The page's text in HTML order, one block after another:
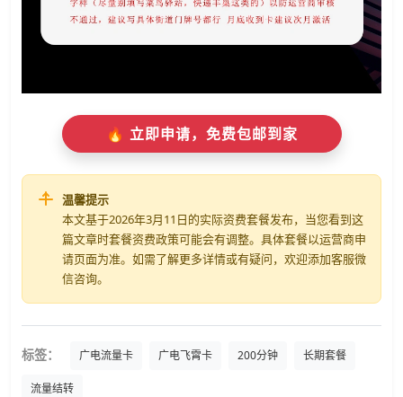
🔥 立即申请，免费包邮到家
温馨提示
本文基于2026年3月11日的实际资费套餐发布，当您看到这
篇文章时套餐资费政策可能会有调整。具体套餐以运营商申
请页面为准。如需了解更多详情或有疑问，欢迎添加客服微
信咨询。
标签： 广电流量卡 广电飞霄卡 200分钟 长期套餐
流量结转